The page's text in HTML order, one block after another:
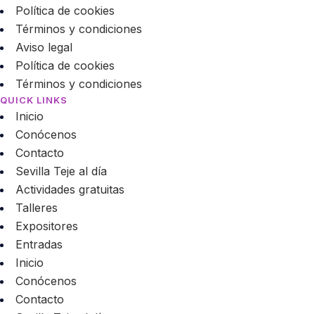
Política de cookies
Términos y condiciones
Aviso legal
Política de cookies
Términos y condiciones
QUICK LINKS
Inicio
Conócenos
Contacto
Sevilla Teje al día
Actividades gratuitas
Talleres
Expositores
Entradas
Inicio
Conócenos
Contacto